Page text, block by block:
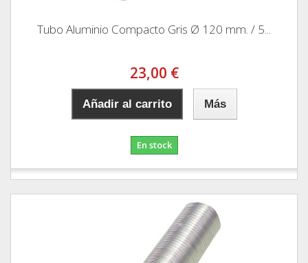
Tubo Aluminio Compacto Gris Ø 120 mm. / 5...
23,00 €
Añadir al carrito Más
En stock